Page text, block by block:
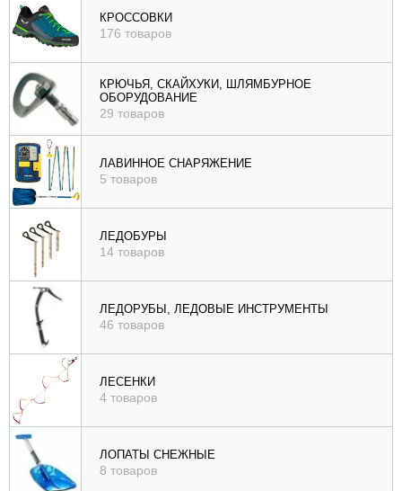
КРОССОВКИ
176 товаров
КРЮЧЬЯ, СКАЙХУКИ, ШЛЯМБУРНОЕ
ОБОРУДОВАНИЕ
29 товаров
ЛАВИННОЕ СНАРЯЖЕНИЕ
5 товаров
ЛЕДОБУРЫ
14 товаров
ЛЕДОРУБЫ, ЛЕДОВЫЕ ИНСТРУМЕНТЫ
46 товаров
ЛЕСЕНКИ
4 товаров
ЛОПАТЫ СНЕЖНЫЕ
8 товаров